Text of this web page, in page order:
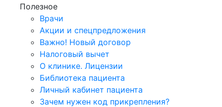
Полезное
Врачи
Акции и спецпредложения
Важно! Новый договор
Налоговый вычет
О клинике. Лицензии
Библиотека пациента
Личный кабинет пациента
Зачем нужен код прикрепления?